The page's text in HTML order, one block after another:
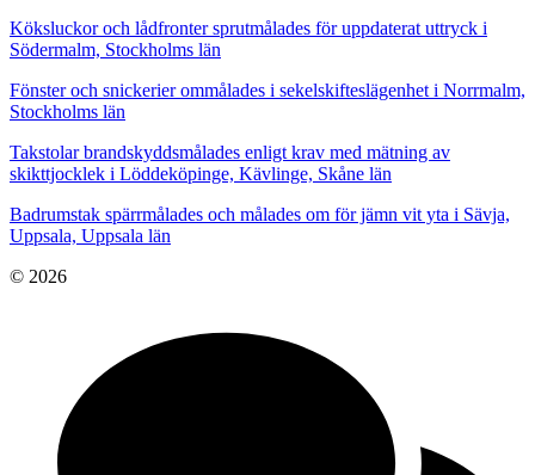
Köksluckor och lådfronter sprutmålades för uppdaterat uttryck i
Södermalm, Stockholms län
Fönster och snickerier ommålades i sekelskifteslägenhet i Norrmalm,
Stockholms län
Takstolar brandskyddsmålades enligt krav med mätning av
skikttjocklek i Löddeköpinge, Kävlinge, Skåne län
Badrumstak spärrmålades och målades om för jämn vit yta i Sävja,
Uppsala, Uppsala län
© 2026